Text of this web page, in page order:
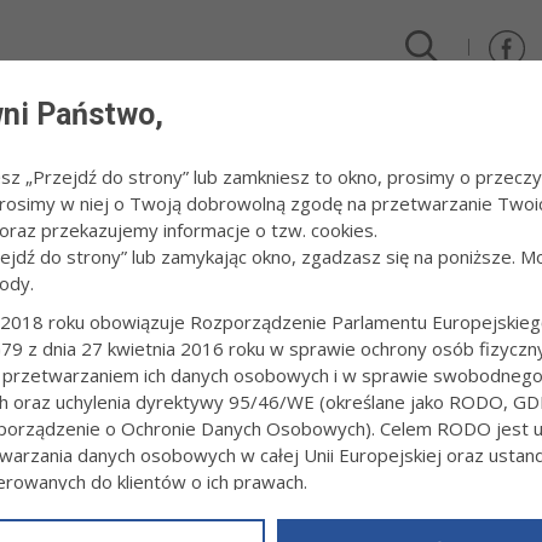
koszykarek SP nr 1
SUKCESY KOSZYKAREK SP
Redakcja tarnow.pl
strony pokazały się na ogólnopolskiej arenie młode koszykarki
w finałowych turniejach Igrzysk Dzieci.
Państwo,
„Przejdź do strony” lub zamkniesz to okno, prosimy o
w niej o Twoją dobrowolną zgodę na przetwarzanie
przekazujemy informacje o tzw. cookies.
do strony” lub zamykając okno, zgadzasz się na poniższe.
roku obowiązuje Rozporządzenie Parlamentu
z dnia 27 kwietnia 2016 roku w sprawie ochrony osób
ich danych osobowych i w sprawie
oraz uchylenia dyrektywy 95/46/WE (określane jako RODO,
o Ochronie Danych Osobowych). Celem RODO jest
danych osobowych w całej Unii Europejskiej oraz
do klientów o ich prawach.
powyższym, w zakładceRODOna stroniehttps://